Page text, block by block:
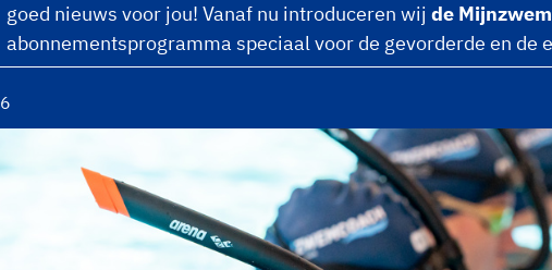
goed nieuws voor jou! Vanaf nu introduceren wij de
abonnementsprogramma speciaal voor de gevorderde en de